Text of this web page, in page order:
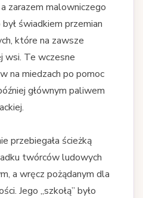
zarazem malowniczego
świadkiem przemian
które na zawsze
wsi. Te wczesne
na miedzach po pomoc
głównym paliwem
przebiegała ścieżką
twórców ludowych
a wręcz pożądanym dla
Jego „szkołą” było